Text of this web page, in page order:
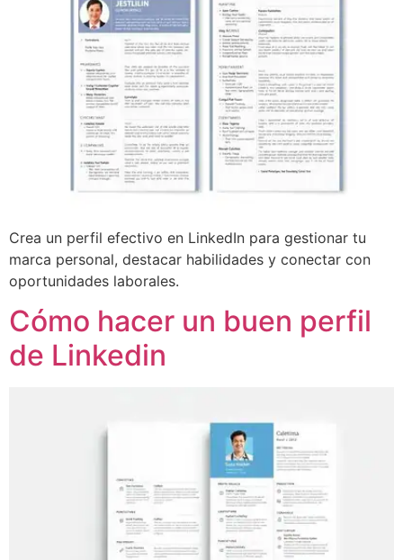
Crea un perfil efectivo en LinkedIn para gestionar tu
marca personal, destacar habilidades y conectar con
oportunidades laborales.
Cómo hacer un buen perfil
de Linkedin